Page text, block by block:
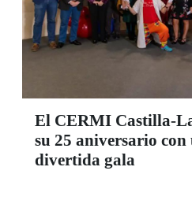
El CERMI Castilla-
su 25 aniversario
divertida gala